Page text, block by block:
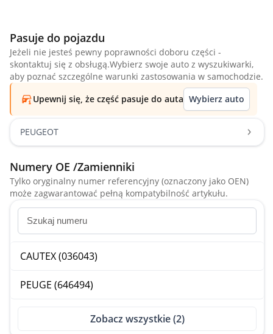
Pasuje do pojazdu
Jeżeli nie jesteś pewny poprawności doboru części -
skontaktuj się z obsługą.Wybierz swoje auto z wyszukiwarki,
aby poznać szczególne warunki zastosowania w samochodzie.
Upewnij się, że część pasuje do auta Wybierz auto
PEUGEOT
Numery OE /Zamienniki
Tylko oryginalny numer referencyjny (oznaczony jako OEN)
może zagwarantować pełną kompatybilność artykułu.
CAUTEX (036043)
PEUGE (646494)
Zobacz wszystkie (2)